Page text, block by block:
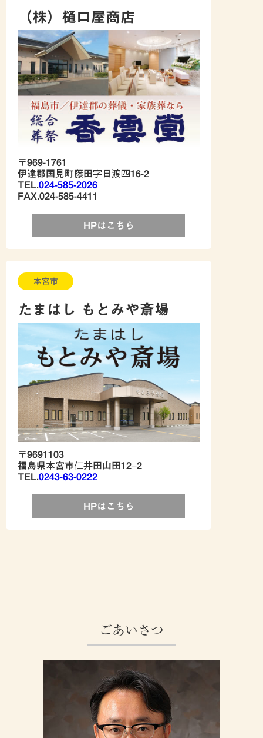
（株）樋口屋商店
〒969-1761
伊達郡国見町藤田字日渡四16-2
TEL.024-585-2026
FAX.024-585-4411
HPはこちら
本宮市
たまはし もとみや斎場
〒9691103
福島県本宮市仁井田山田12−2
TEL.0243-63-0222
HPはこちら
ごあいさつ